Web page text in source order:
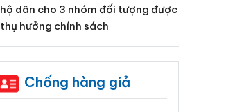
hộ dân cho 3 nhóm đối tượng được
thụ hưởng chính sách
Chống hàng giả